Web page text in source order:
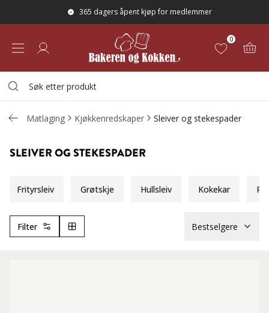
365 dagers åpent kjøp for medlemmer
0
Matlaging Kjøkkenredskaper Sleiver og stekespader
SLEIVER OG STEKESPADER
Frityrsleiv Grøtskje Hullsleiv Kokekar
Filter Bestselgere